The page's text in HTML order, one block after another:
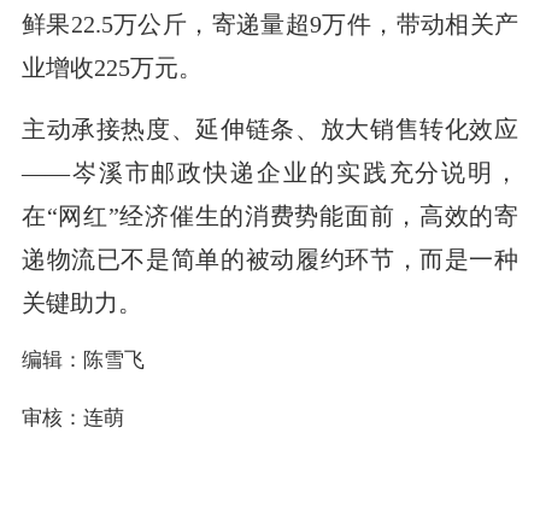
鲜果22.5万公斤，寄递量超9万件，带动相关产
业增收225万元。
主动承接热度、延伸链条、放大销售转化效应
——岑溪市邮政快递企业的实践充分说明，
在“网红”经济催生的消费势能面前，高效的寄
递物流已不是简单的被动履约环节，而是一种
关键助力。
编辑：陈雪飞
审核：连萌